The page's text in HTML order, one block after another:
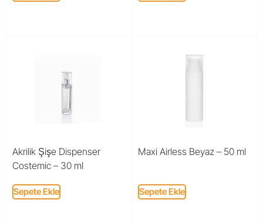
Akrilik Şişe Dispenser
Costemic – 30 ml
Sepete Ekle
Maxi Airless Beyaz – 50 ml
Sepete Ekle